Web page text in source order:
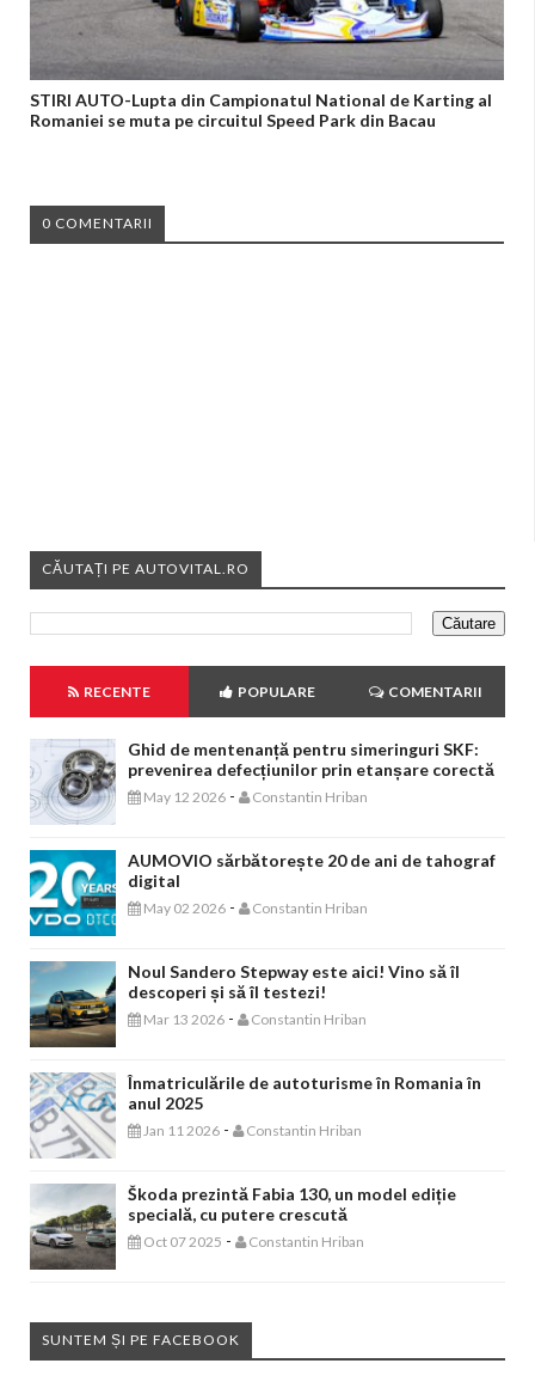
STIRI AUTO-Lupta din Campionatul National de Karting al
Romaniei se muta pe circuitul Speed Park din Bacau
0 COMENTARII
CĂUTAȚI PE AUTOVITAL.RO
RECENTE POPULARE COMENTARII
Ghid de mentenanță pentru simeringuri SKF:
prevenirea defecțiunilor prin etanșare corectă
May 12 2026 - Constantin Hriban
AUMOVIO sărbătorește 20 de ani de tahograf
digital
May 02 2026 - Constantin Hriban
Noul Sandero Stepway este aici! Vino să îl
descoperi și să îl testezi!
Mar 13 2026 - Constantin Hriban
Înmatriculările de autoturisme în Romania în
anul 2025
Jan 11 2026 - Constantin Hriban
Škoda prezintă Fabia 130, un model ediție
specială, cu putere crescută
Oct 07 2025 - Constantin Hriban
SUNTEM ȘI PE FACEBOOK